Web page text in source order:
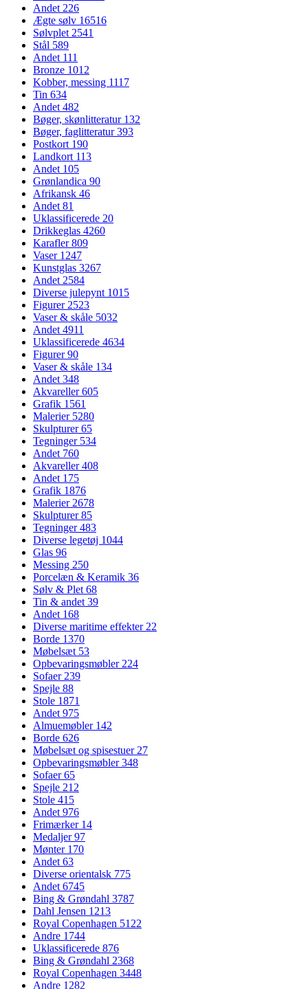
Andet226
Ægte sølv 16516
Sølvplet2541
Stål 589
Andet 111
Bronze 1012
Kobber, messing 1117
Tin 634
Andet482
Bøger, skønlitteratur 132
Bøger, faglitteratur393
Postkort 190
Landkort 113
Andet 105
Grønlandica 90
Afrikansk 46
Andet81
Uklassificerede 20
Drikkeglas 4260
Karafler809
Vaser 1247
Kunstglas 3267
Andet2584
Diverse julepynt 1015
Figurer2523
Vaser & skåle 5032
Andet4911
Uklassificerede 4634
Figurer90
Vaser & skåle 134
Andet348
Akvareller605
Grafik 1561
Malerier 5280
Skulpturer65
Tegninger 534
Andet 760
Akvareller408
Andet 175
Grafik 1876
Malerier2678
Skulpturer85
Tegninger483
Diverse legetøj 1044
Glas 96
Messing 250
Porcelæn & Keramik 36
Sølv & Plet68
Tin & andet39
Andet 168
Diverse maritime effekter22
Borde 1370
Møbelsæt 53
Opbevaringsmøbler224
Sofaer239
Spejle 88
Stole 1871
Andet975
Almuemøbler 142
Borde 626
Møbelsæt og spisestuer27
Opbevaringsmøbler348
Sofaer65
Spejle 212
Stole 415
Andet976
Frimærker 14
Medaljer97
Mønter 170
Andet63
Diverse orientalsk 775
Andet6745
Bing & Grøndahl 3787
Dahl Jensen 1213
Royal Copenhagen 5122
Andre 1744
Uklassificerede 876
Bing & Grøndahl 2368
Royal Copenhagen 3448
Andre 1282